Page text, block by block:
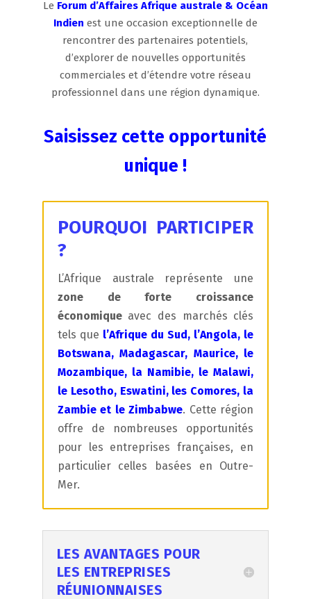
Le Forum d’Affaires Afrique australe & Océan
Indien est une occasion exceptionnelle de
rencontrer des partenaires potentiels,
d’explorer de nouvelles opportunités
commerciales et d’étendre votre réseau
professionnel dans une région dynamique.
Saisissez cette opportunité
unique !
POURQUOI PARTICIPER
?
L’Afrique australe représente une
zone de forte croissance
économiqueavec des marchés clés
tels que l’Afrique du Sud, l’Angola, le
Botswana, Madagascar, Maurice, le
Mozambique, la Namibie, le Malawi,
le Lesotho, Eswatini, les Comores, la
Zambie et le Zimbabwe. Cette région
offre de nombreuses opportunités
pour les entreprises françaises, en
particulier celles basées en Outre-
Mer.
LES AVANTAGES POUR
LES ENTREPRISES
RÉUNIONNAISES